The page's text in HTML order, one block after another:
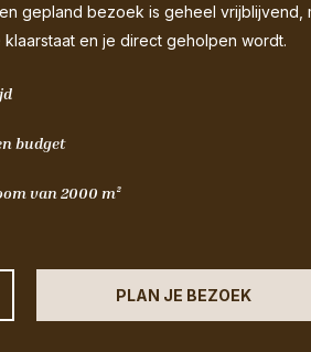
gepland bezoek is geheel vrijblijvend,
en je direct geholpen wordt.
budget
van 2000 m²
PLAN JE BEZOEK